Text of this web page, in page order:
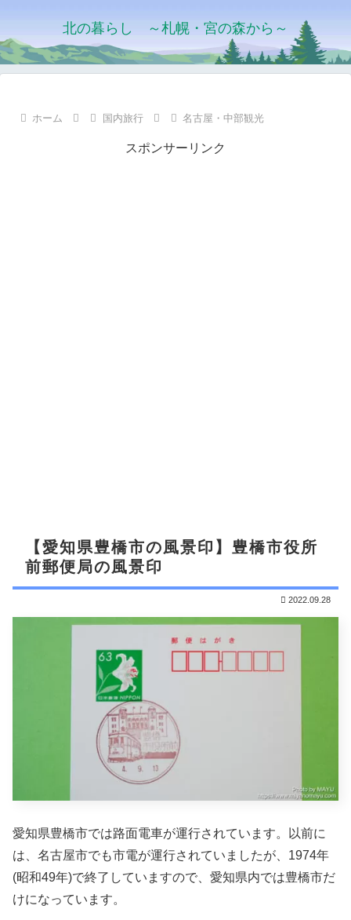
北の暮らし ～札幌・宮の森から～
ホーム 国内旅行 名古屋・中部観光
スポンサーリンク
【愛知県豊橋市の風景印】豊橋市役所
前郵便局の風景印
2022.09.28
愛知県豊橋市では路面電車が運行されています。以前に
は、名古屋市でも市電が運行されていましたが、1974年
(昭和49年)で終了していますので、愛知県内では豊橋市だ
けになっています。